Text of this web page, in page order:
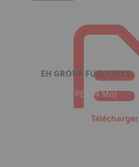
EH GROUP FUEL CELLS
Format : PDF (4 Mo)
Télécharger